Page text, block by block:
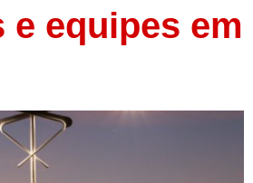
e equipes em